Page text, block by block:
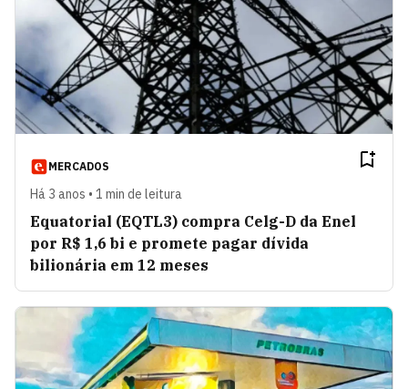
MERCADOS
Há 3 anos • 1 min de leitura
Equatorial (EQTL3) compra Celg-D da Enel
por R$ 1,6 bi e promete pagar dívida
bilionária em 12 meses